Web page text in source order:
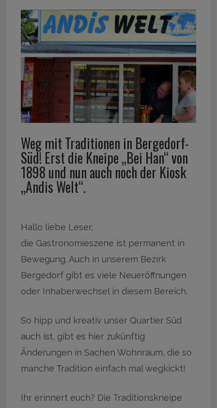
Weg mit Traditionen in Bergedorf-
Süd! Erst die Kneipe „Bei Han“ von
1898 und nun auch noch der Kiosk
„Andis Welt“.
Hallo liebe Leser,
die Gastronomieszene ist permanent in
Bewegung. Auch in unserem Bezirk
Bergedorf gibt es viele Neueröffnungen
oder Inhaberwechsel in diesem Bereich.
So hipp und kreativ unser Quartier Süd
auch ist, gibt es hier zukünftig
Änderungen in Sachen Wohnraum, die so
manche Tradition einfach mal wegkickt!
Ihr erinnert euch? Die Traditionskneipe